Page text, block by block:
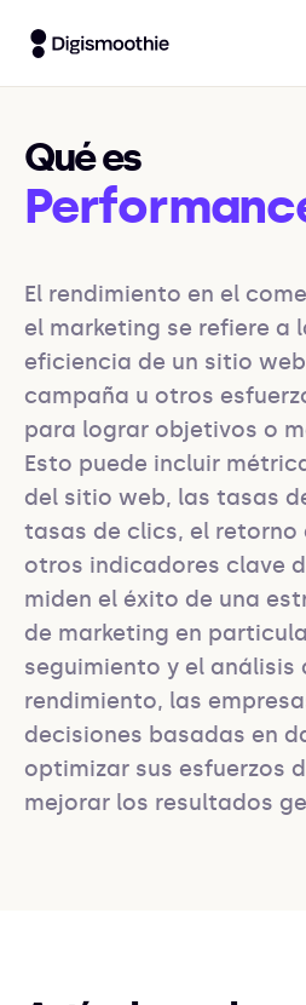
Qué es
El rendimiento en el
el marketing se refiere a
eficiencia de un sitio
campaña u otros
para lograr objetivos o
Esto puede incluir
del sitio web, las tasas
tasas de clics, el retorno
otros indicadores clave
miden el éxito de una
de marketing en
seguimiento y el análisis
rendimiento, las
decisiones basadas en
optimizar sus esfuerzos
mejorar los resultados